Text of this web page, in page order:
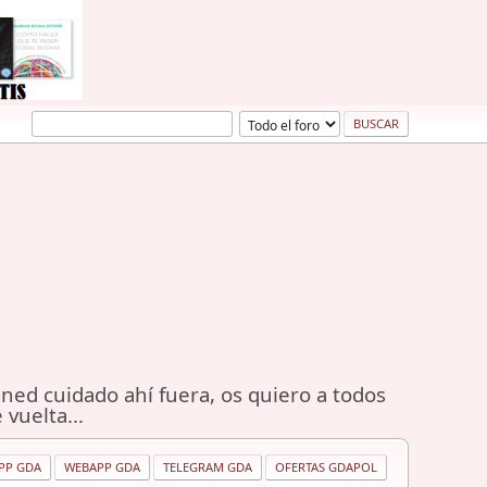
cuidado ahí fuera, os quiero a todos
vuelta...
GDA WEBAPP GDA TELEGRAM GDA OFERTAS GDAPOL